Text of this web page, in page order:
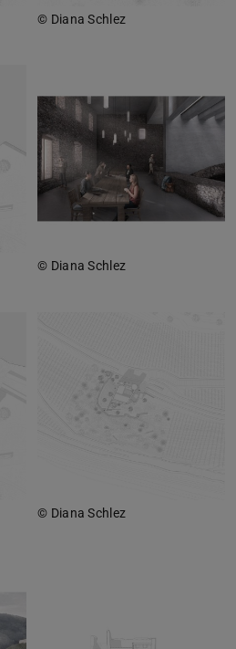
© Diana Schlez
© Diana Schlez
© Diana Schlez